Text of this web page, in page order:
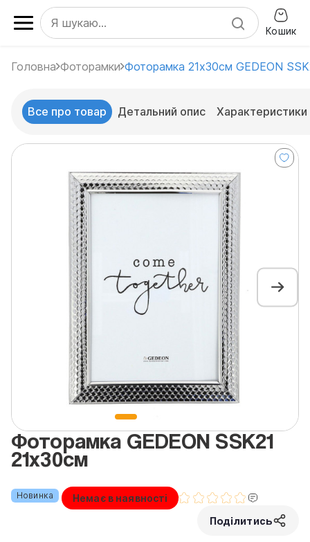
Кошик
Головна Фоторамки Фоторамка 21x30см GEDEON
Все про товар Детальний опис Характеристики
Фоторамка GEDEON SSK21
21x30см
Новинка Немає в наявності
Поділитись